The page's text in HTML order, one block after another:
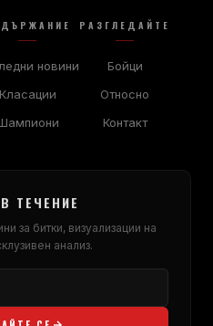
новини
Класации
РАЗГЛЕДАЙТЕ
Бойци
Относно
Контакт
ТЕЧЕНИЕ
за битки, визуализации на
анализ.